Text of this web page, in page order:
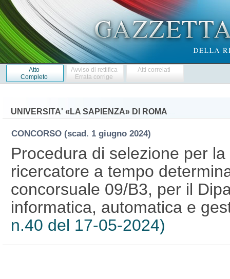
Atto
Completo
Avviso di rettifica
Errata corrige
Atti correlati
UNIVERSITA' «LA SAPIENZA» DI ROMA
CONCORSO (scad. 1 giugno 2024)
Procedura di selezione per
ricercatore a tempo
concorsuale 09/B3, per il
informatica, automatica e
n.40 del 17-05-2024)